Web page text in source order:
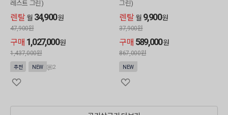
레스트 그린)
렌탈 월 34,900원
47,900원
구매 1,027,000원
1,437,000원
추천 NEW 2
그린)
렌탈 월 9,900원
37,900원
구매 589,000원
867,000원
NEW